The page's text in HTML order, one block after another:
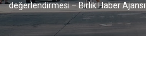
değerlendirmesi – Birlik Haber Ajansı